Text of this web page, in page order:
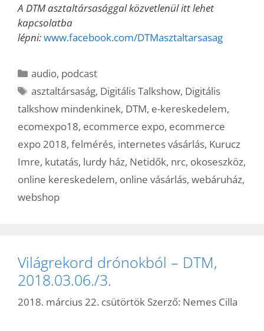
A DTM asztaltársasággal közvetlenül itt lehet
kapcsolatba
lépni:www.facebook.com/DTMasztaltarsasag
Kategória
audio, podcast
Címkék
asztaltársaság, Digitális Talkshow, Digitális
talkshow mindenkinek, DTM, e-kereskedelem,
ecomexpo18, ecommerce expo, ecommerce
expo 2018, felmérés, internetes vásárlás, Kurucz
Imre, kutatás, lurdy ház, Netidők, nrc, okoseszköz,
online kereskedelem, online vásárlás, webáruház,
webshop
Világrekord drónokból – DTM,
2018.03.06./3.
2018. március 22. csütörtök Szerző: Nemes Cilla